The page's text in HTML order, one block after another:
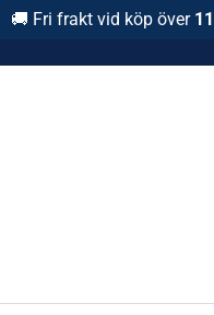
Snabbt Leverance 1-3
🚚 Fri frakt vid köp över